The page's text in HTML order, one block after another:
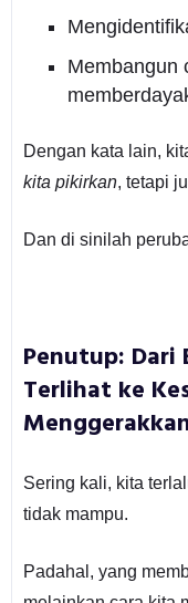
Membangun
Dengan kata lain,
kita pikirkan, tetapi
Dan di sinilah
Penutup: Dari
Terlihat ke
Sering kali, kita
tidak mampu.
Padahal, yang